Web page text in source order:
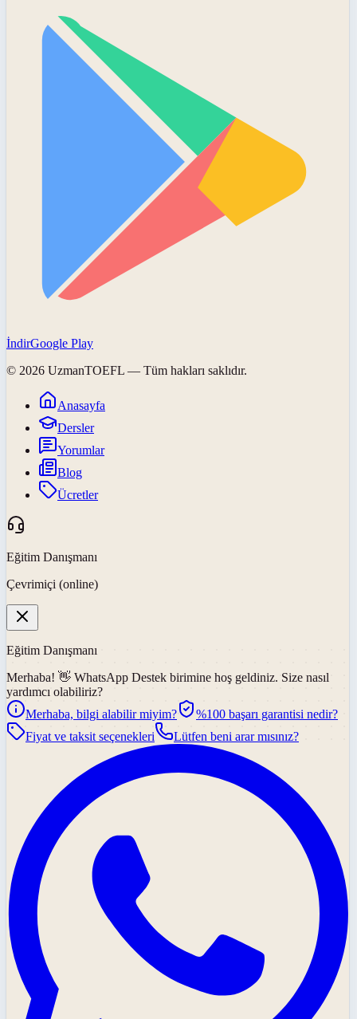
İndirGoogle Play
© 2026 UzmanTOEFL — Tüm hakları saklıdır.
Anasayfa
Dersler
Yorumlar
Blog
Ücretler
Eğitim Danışmanı
Çevrimiçi (online)
Eğitim Danışmanı
Merhaba! 👋 WhatsApp Destek birimine hoş geldiniz. Size nasıl
yardımcı olabiliriz?
Merhaba, bilgi alabilir miyim?
%100 başarı garantisi nedir?
Fiyat ve taksit seçenekleri
Lütfen beni arar mısınız?